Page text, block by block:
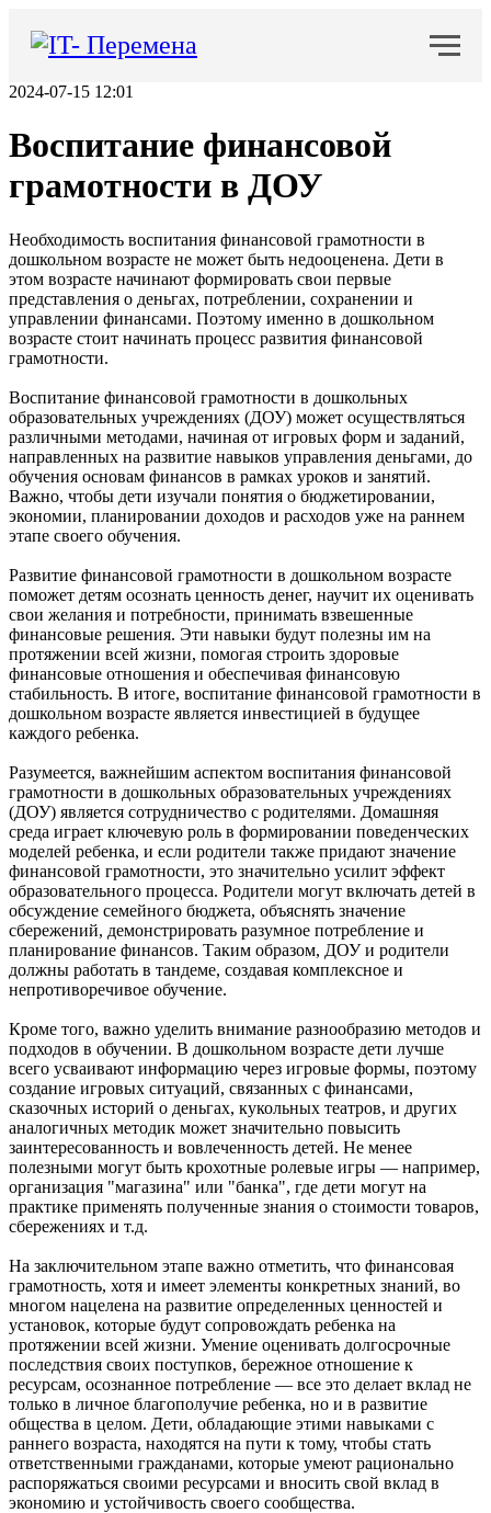
2024-07-15 12:01
Воспитание финансовой
грамотности в ДОУ
Необходимость воспитания финансовой грамотности в
дошкольном возрасте не может быть недооценена. Дети в
этом возрасте начинают формировать свои первые
представления о деньгах, потреблении, сохранении и
управлении финансами. Поэтому именно в дошкольном
возрасте стоит начинать процесс развития финансовой
грамотности.
Воспитание финансовой грамотности в дошкольных
образовательных учреждениях (ДОУ) может осуществляться
различными методами, начиная от игровых форм и заданий,
направленных на развитие навыков управления деньгами, до
обучения основам финансов в рамках уроков и занятий.
Важно, чтобы дети изучали понятия о бюджетировании,
экономии, планировании доходов и расходов уже на раннем
этапе своего обучения.
Развитие финансовой грамотности в дошкольном возрасте
поможет детям осознать ценность денег, научит их оценивать
свои желания и потребности, принимать взвешенные
финансовые решения. Эти навыки будут полезны им на
протяжении всей жизни, помогая строить здоровые
финансовые отношения и обеспечивая финансовую
стабильность. В итоге, воспитание финансовой грамотности в
дошкольном возрасте является инвестицией в будущее
каждого ребенка.
Разумеется, важнейшим аспектом воспитания финансовой
грамотности в дошкольных образовательных учреждениях
(ДОУ) является сотрудничество с родителями. Домашняя
среда играет ключевую роль в формировании поведенческих
моделей ребенка, и если родители также придают значение
финансовой грамотности, это значительно усилит эффект
образовательного процесса. Родители могут включать детей в
обсуждение семейного бюджета, объяснять значение
сбережений, демонстрировать разумное потребление и
планирование финансов. Таким образом, ДОУ и родители
должны работать в тандеме, создавая комплексное и
непротиворечивое обучение.
Кроме того, важно уделить внимание разнообразию методов и
подходов в обучении. В дошкольном возрасте дети лучше
всего усваивают информацию через игровые формы, поэтому
создание игровых ситуаций, связанных с финансами,
сказочных историй о деньгах, кукольных театров, и других
аналогичных методик может значительно повысить
заинтересованность и вовлеченность детей. Не менее
полезными могут быть крохотные ролевые игры — например,
организация "магазина" или "банка", где дети могут на
практике применять полученные знания о стоимости товаров,
сбережениях и т.д.
На заключительном этапе важно отметить, что финансовая
грамотность, хотя и имеет элементы конкретных знаний, во
многом нацелена на развитие определенных ценностей и
установок, которые будут сопровождать ребенка на
протяжении всей жизни. Умение оценивать долгосрочные
последствия своих поступков, бережное отношение к
ресурсам, осознанное потребление — все это делает вклад не
только в личное благополучие ребенка, но и в развитие
общества в целом. Дети, обладающие этими навыками с
раннего возраста, находятся на пути к тому, чтобы стать
ответственными гражданами, которые умеют рационально
распоряжаться своими ресурсами и вносить свой вклад в
экономию и устойчивость своего сообщества.